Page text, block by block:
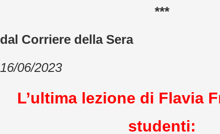
***
dal Corriere della Sera
16/06/2023
L’ultima lezione di Flavia
studenti: